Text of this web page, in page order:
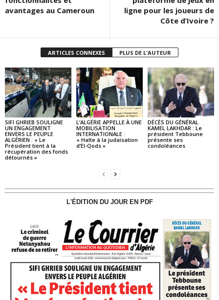
avantages au Cameroun
ligne pour les joueurs de
Côte d’Ivoire ?
ARTICLES CONNEXES PLUS DE L'AUTEUR
SIFI GHRIEB SOULIGNE
UN ENGAGEMENT
ENVERS LE PEUPLE
ALGÉRIEN : « Le
Président tient à la
récupération des fonds
détournés »
L’ALGÉRIE APPELLE À UNE
MOBILISATION
INTERNATIONALE :
« Halte à la judaïsation
d’El-Qods »
DÉCÈS DU GÉNÉRAL
KAMEL LAKHDAR : Le
président Tebboune
présente ses
condoléances
L'ÉDITION DU JOUR EN PDF